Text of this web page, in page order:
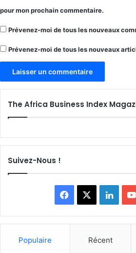
pour mon prochain commentaire.
Prévenez-moi de tous les nouveaux
Prévenez-moi de tous les nouveaux
The Africa Business Index
Suivez-Nous !
Facebook
Populaire Récent